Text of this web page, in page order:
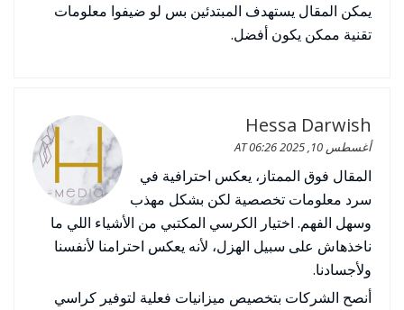
يمكن المقال يستهدف المبتدئين بس لو ضيفوا معلومات
تقنية ممكن يكون أفضل.
Hessa Darwish
أغسطس 10, 2025 AT 06:26
المقال فوق الممتاز، يعكس احترافية في
سرد معلومات تخصصية لكن بشكل مهذب
وسهل الفهم. اختيار الكرسي المكتبي من الأشياء اللي ما
ناخذهاش على سبيل الهزل، لأنه يعكس احترامنا لأنفسنا
ولأجسادنا.
أنصح الشركات بتخصيص ميزانيات فعلية لتوفير كراسي